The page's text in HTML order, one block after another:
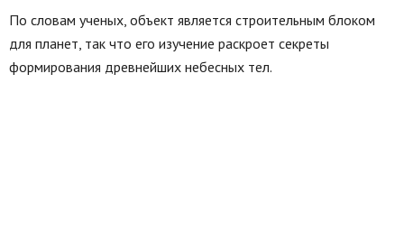
По словам ученых, объект является строительным блоком
для планет, так что его изучение раскроет секреты
формирования древнейших небесных тел.